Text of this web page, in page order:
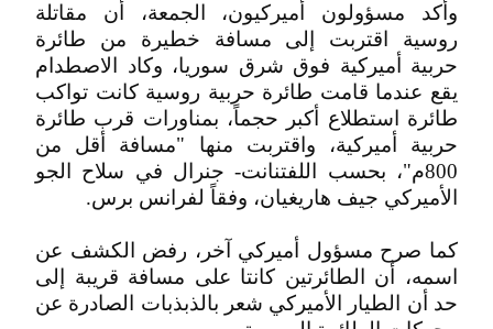
وأكد مسؤولون أميركيون، الجمعة، أن مقاتلة
روسية اقتربت إلى مسافة خطيرة من طائرة
حربية أميركية فوق شرق سوريا، وكاد الاصطدام
يقع عندما قامت طائرة حربية روسية كانت تواكب
طائرة استطلاع أكبر حجماً، بمناورات قرب طائرة
حربية أميركية، واقتربت منها "مسافة أقل من
800م"، بحسب اللفتنانت- جنرال في سلاح الجو
الأميركي جيف هاريغيان، وفقاً لفرانس برس.
كما صرح مسؤول أميركي آخر، رفض الكشف عن
اسمه، أن الطائرتين كانتا على مسافة قريبة إلى
حد أن الطيار الأميركي شعر بالذبذبات الصادرة عن